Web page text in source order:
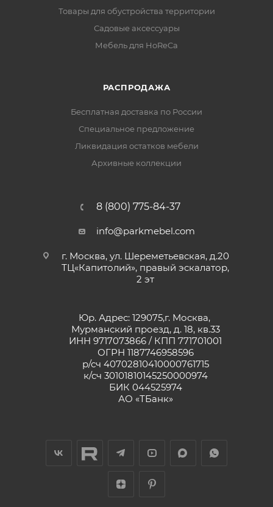
Товары для обустройства территории
Садовые аксессуары
Мебель для HoReCa
РАСПРОДАЖА
Бесплатная доставка по России
Специальное предложение
Ликвидация остатков мебели
Архивные коллекции
8 (800) 775-84-37
info@parkmebel.com
г. Москва, ул. Шереметьевская, д.20
ТЦ«Капитолий», правый эскалатор,
2 эт
Юр. Адрес: 129075,г. Москва,
Мурманский проезд, д. 18, кв.33
ИНН 9717073866 / КПП 771701001
ОГРН 1187746958596
р/сч 40702810410000761715
к/сч 30101810145250000974
БИК 044525974
АО «ТБанк»